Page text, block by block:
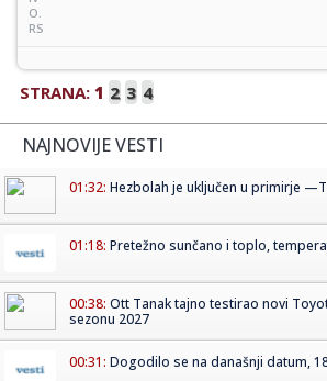
O.
RS
STRANA: 1 2 3 4
NAJNOVIJE VESTI
01:32: Hezbolah je uključen u primirje
01:18: Pretežno sunčano i toplo,
00:38: Ott Tanak tajno testirao novi
sezonu 2027
00:31: Dogodilo se na današnji datum,